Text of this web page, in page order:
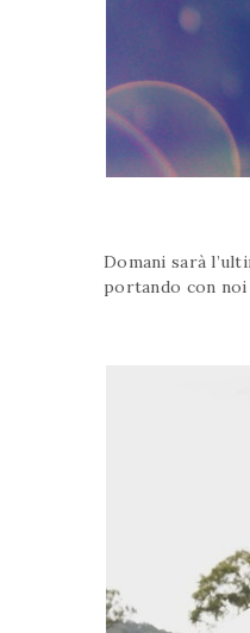
Domani sarà
portando con